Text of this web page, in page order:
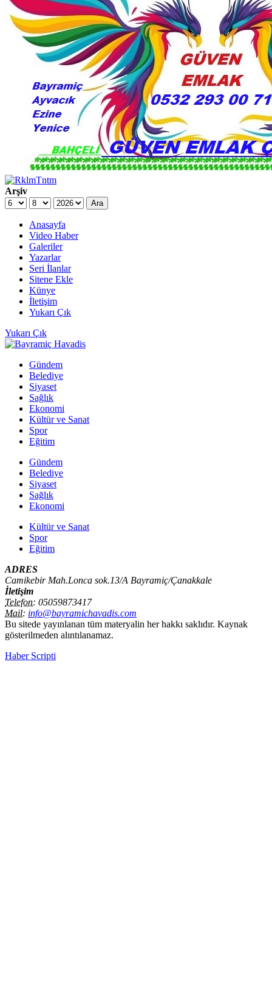
Arşiv
Ara
Anasayfa
Video Haber
Galeriler
Yazarlar
Seri İlanlar
Sitene Ekle
Künye
İletişim
Yukarı Çık
Yukarı Çık
Gündem
Belediye
Siyaset
Sağlık
Ekonomi
Kültür ve Sanat
Spor
Eğitim
Gündem
Belediye
Siyaset
Sağlık
Ekonomi
Kültür ve Sanat
Spor
Eğitim
ADRES
Camikebir Mah.Lonca sok.13/A Bayramiç/Çanakkale
İletişim
Telefon: 05059873417
Mail: info@bayramichavadis.com
Bu sitede yayınlanan tüm materyalin her hakkı saklıdır. Kaynak
gösterilmeden alıntılanamaz.
Haber Scripti